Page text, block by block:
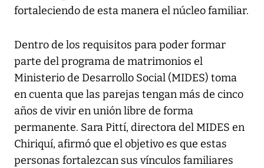
fortaleciendo de esta manera el núcleo familiar.
Dentro de los requisitos para poder formar
parte del programa de matrimonios el
Ministerio de Desarrollo Social (MIDES) toma
en cuenta que las parejas tengan más de cinco
años de vivir en unión libre de forma
permanente. Sara Pittí, directora del MIDES en
Chiriquí, afirmó que el objetivo es que estas
personas fortalezcan sus vínculos familiares